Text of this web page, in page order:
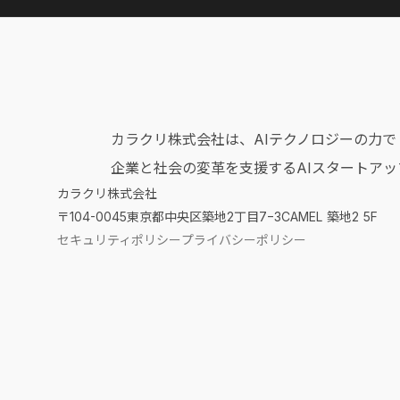
カラクリ株式会社は、AIテクノロジーの力で
企業と社会の変革を支援するAIスタートアッ
カラクリ株式会社
〒104-0045東京都中央区築地2丁目7−3CAMEL 築地2 5F
セキュリティポリシープライバシーポリシー